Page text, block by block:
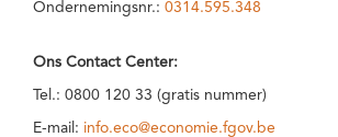
Ondernemingsnr.: 0314.595.348
Ons Contact Center:
Tel.: 0800 120 33 (gratis nummer)
E-mail: info.eco@economie.fgov.be